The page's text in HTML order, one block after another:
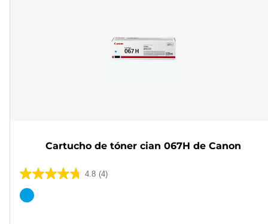
Cartucho de tóner cian 067H de Canon
4.8 (4)
4.8
de
Cartucho